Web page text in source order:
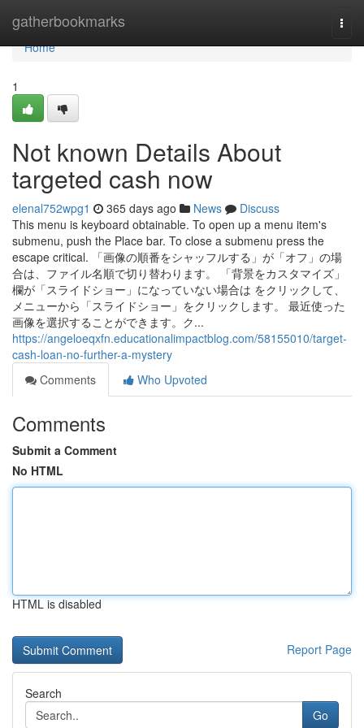
gatherbookmarks
Home
Home
1
Not known Details About
targeted cash now
elenal752wpg1 365 days ago News
Discuss
This menu is keyboard obtainable. To open up a menu item's
submenu, push the Place bar. To close a submenu press the
escape critical. 「画像の順番をシャッフルする」が「オフ」の場
合は、ファイル名順で切り替わります。 「背景をカスタマイズ」
欄が「スライドショー」になっていない場合は をクリックして、
メニューから「スライドショー」をクリックします。 最近使った
画像を選択することができます。ク...
https://angeloeqxfn.educationalimpactblog.com/58155010/target-
cash-loan-no-further-a-mystery
Comments
Who Upvoted
Comments
Submit a Comment
No HTML
HTML is disabled
Report Page
Search
Go